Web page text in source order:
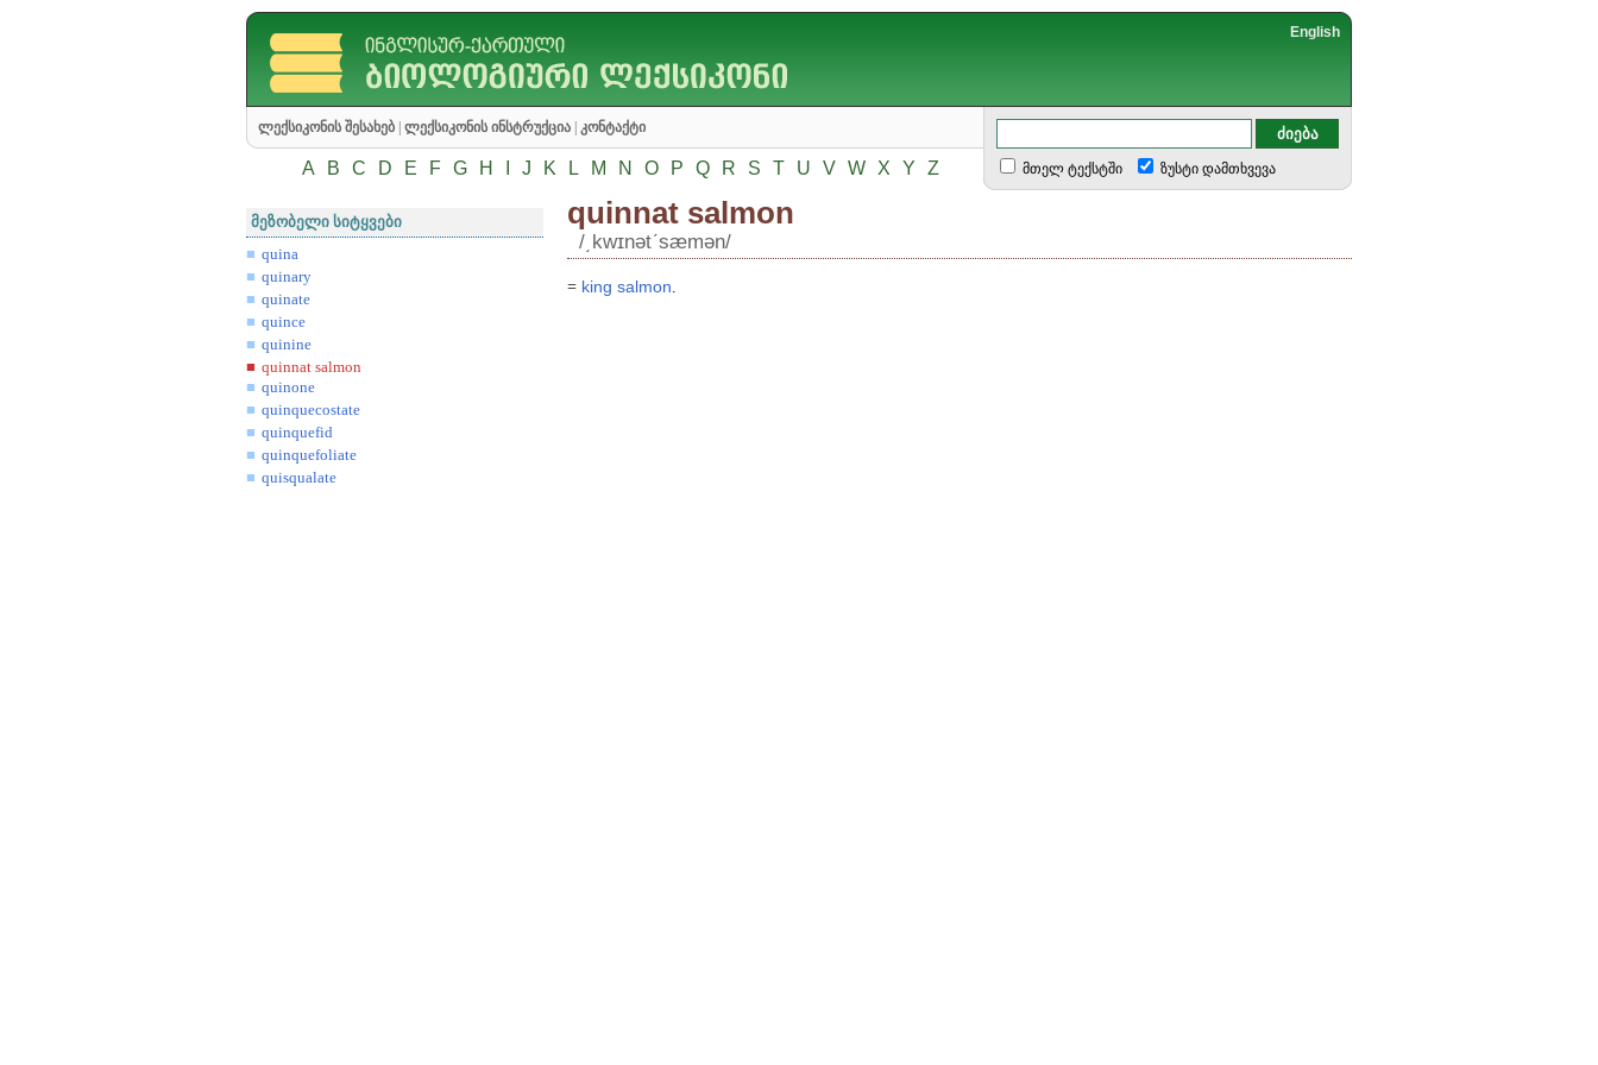
English
ლექსიკონის შესახებ ლექსიკონის ინსტრუქცია კონტაქტი
A B C D E F G H J K L M N O P Q R S T U V W X Y Z მთელ ტექსტში ზუსტი დამთხვევა
მეზობელი სიტყვები
quina
quinary
quinate
quince
quinine
quinnat salmon
quinone
quinquecostate
quinquefid
quinquefoliate
quisqualate
quinnat salmon
/͵kwɪnətʹsæmən/
= king salmon